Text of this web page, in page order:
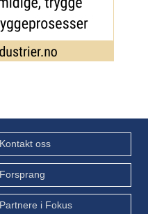
Kontakt oss
Forsprang
Partnere i Fokus